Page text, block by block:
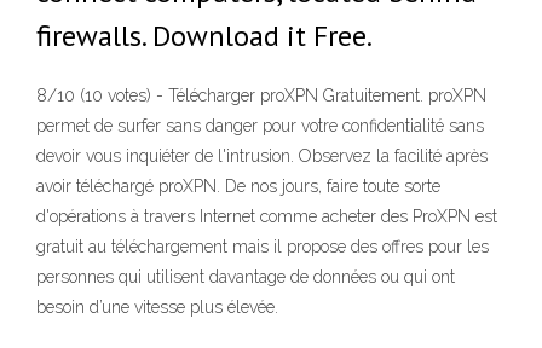
firewalls. Download it Free.
8/10 (10 votes) - Télécharger proXPN Gratuitement. proXPN
permet de surfer sans danger pour votre confidentialité sans
devoir vous inquiéter de l'intrusion. Observez la facilité après
avoir téléchargé proXPN. De nos jours, faire toute sorte
d'opérations à travers Internet comme acheter des ProXPN est
gratuit au téléchargement mais il propose des offres pour les
personnes qui utilisent davantage de données ou qui ont
besoin d’une vitesse plus élevée.